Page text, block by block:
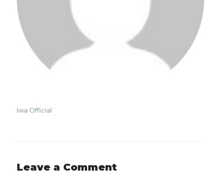
Iwa Official
Leave a Comment